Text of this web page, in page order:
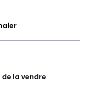
la vendre